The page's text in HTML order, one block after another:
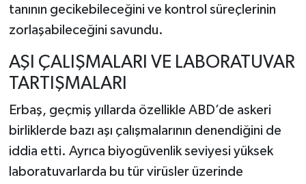
tanının gecikebileceğini ve kontrol süreçlerinin
zorlaşabileceğini savundu.
AŞI ÇALIŞMALARI VE LABORATUVAR
TARTIŞMALARI
Erbaş, geçmiş yıllarda özellikle ABD’de askeri
birliklerde bazı aşı çalışmalarının denendiğini de
iddia etti. Ayrıca biyogüvenlik seviyesi yüksek
laboratuvarlarda bu tür virüsler üzerinde